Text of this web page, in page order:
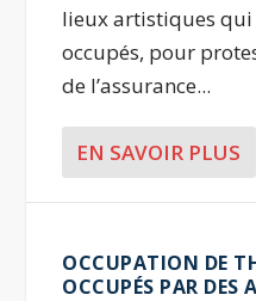
lieux artistiques qui
occupés, pour
de l’assurance...
EN SAVOIR PLUS
OCCUPATION DE
OCCUPÉS PAR DES